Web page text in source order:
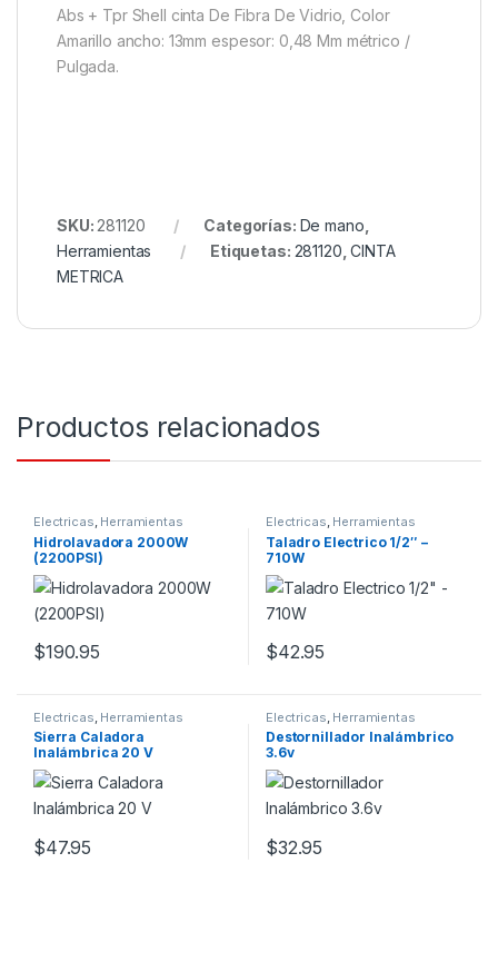
Abs + Tpr Shell cinta De Fibra De Vidrio, Color
Amarillo ancho: 13mm espesor: 0,48 Mm métrico /
Pulgada.
SKU: 281120 Categorías: De mano
Herramientas
Etiquetas: 281120 ,CINTA
METRICA
Productos relacionados
Electricas, Herramientas
Hidrolavadora 2000W
(2200PSI)
$190.95
Electricas, Herramientas
Taladro Electrico 1/2″ –
710W
$42.95
Electricas Herramientas
Sierra Caladora
Inalámbrica 20 V
$47.95
Electricas Herramientas
Destornillador Inalámbrico
3.6v
$32.95